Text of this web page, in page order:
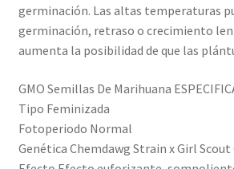
germinación. Las altas temperaturas
germinación, retraso o crecimiento
aumenta la posibilidad de que las
GMO Semillas De Marihuana
Tipo Feminizada
Fotoperiodo Normal
Genética Chemdawg Strain x Girl